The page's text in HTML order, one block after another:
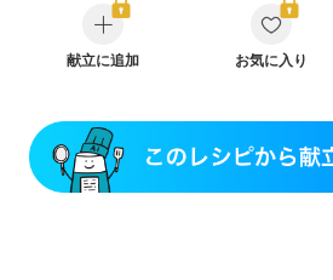
糖尿病性腎症（第３期）
CKD（ステー
CKD（ステージ２）
CKD（ステージ３a
乳がん（抗がん剤治療中）
乳がん（
味の感じ方が変わった
骨粗しょう症
関節リウマチ
フレイル（年齢に合わせた体作り）
献立に追加 お気に入り